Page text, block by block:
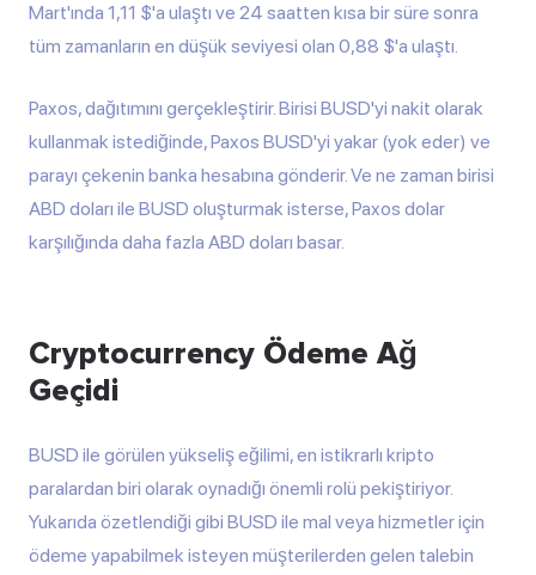
Mart'ında 1,11 $'a ulaştı ve 24 saatten kısa bir süre sonra
tüm zamanların en düşük seviyesi olan 0,88 $'a ulaştı.
Paxos, dağıtımını gerçekleştirir. Birisi BUSD'yi nakit olarak
kullanmak istediğinde, Paxos BUSD'yi yakar (yok eder) ve
parayı çekenin banka hesabına gönderir. Ve ne zaman birisi
ABD doları ile BUSD oluşturmak isterse, Paxos dolar
karşılığında daha fazla ABD doları basar.
Cryptocurrency Ödeme Ağ
Geçidi
BUSD ile görülen yükseliş eğilimi, en istikrarlı kripto
paralardan biri olarak oynadığı önemli rolü pekiştiriyor.
Yukarıda özetlendiği gibi BUSD ile mal veya hizmetler için
ödeme yapabilmek isteyen müşterilerden gelen talebin